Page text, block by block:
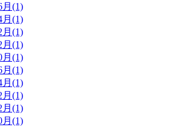
月(1)
月(1)
月(1)
月(1)
月(1)
月(1)
月(1)
月(1)
月(1)
月(1)